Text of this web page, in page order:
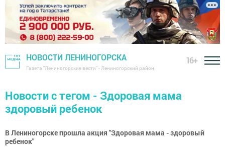
НОВОСТИ ЛЕНИНОГОРСКА
Газета "Лениногорские вести" - Лениногорский район
16+
Новости с тегом - Здоровая мама
здоровый ребенок
В Лениногорске прошла акция "Здоровая мама - здоровый
ребенок"